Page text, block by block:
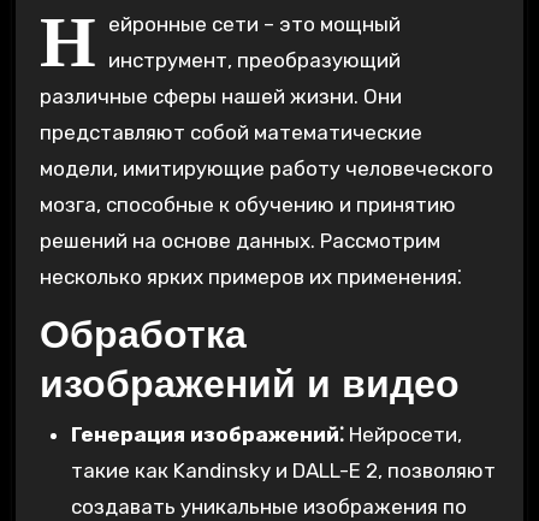
Н ейронные сети – это мощный
инструмент, преобразующий
различные сферы нашей жизни. Они
представляют собой математические
модели, имитирующие работу человеческого
мозга, способные к обучению и принятию
решений на основе данных. Рассмотрим
несколько ярких примеров их применения⁚
Обработка
изображений и видео
Генерация изображений⁚Нейросети,
такие как Kandinsky и DALL-E 2, позволяют
создавать уникальные изображения по